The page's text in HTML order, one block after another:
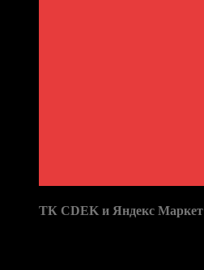
ТК CDEK и Яндекс Маркет